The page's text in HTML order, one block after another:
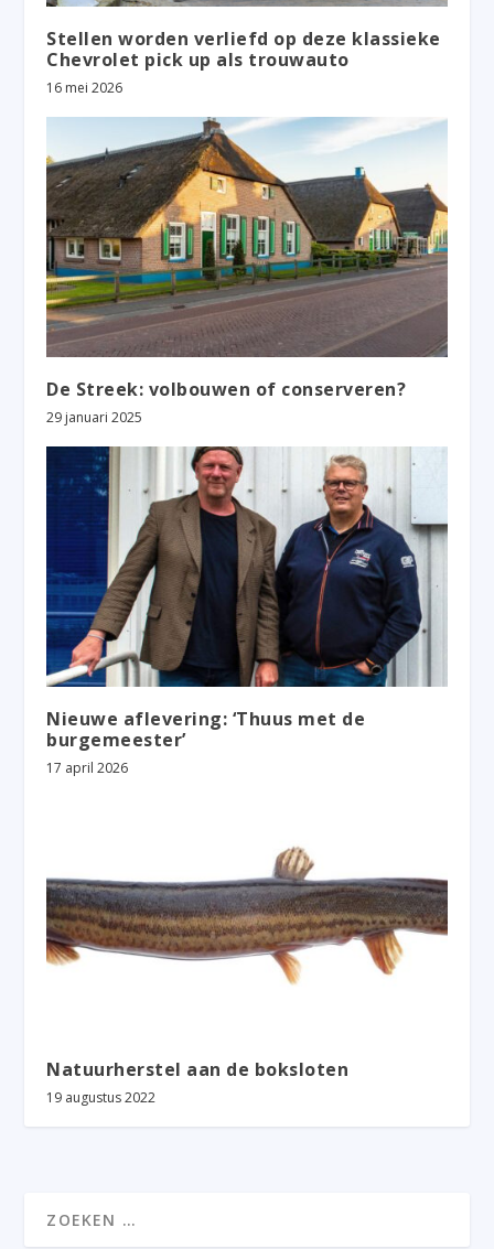
Stellen worden verliefd op deze klassieke
Chevrolet pick up als trouwauto
16 mei 2026
De Streek: volbouwen of conserveren?
29 januari 2025
Nieuwe aflevering: ‘Thuus met de
burgemeester’
17 april 2026
Natuurherstel aan de boksloten
19 augustus 2022